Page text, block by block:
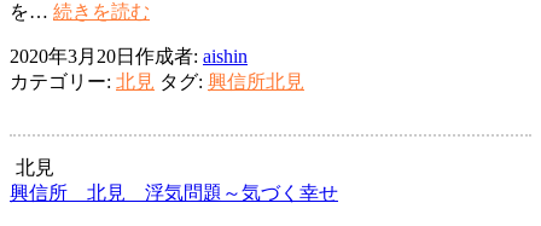
を… 続きを読む
中
か
の
気
2020年3月20日 作成者: aishin
カテゴリー: 北見 タグ: 興信所北見
北見
興信所 北見 浮気問題～気づく幸せ